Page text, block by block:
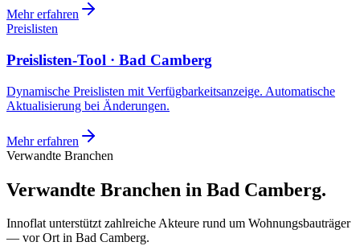
Mehr erfahren
Preislisten
Preislisten-Tool · Bad Camberg
Dynamische Preislisten mit Verfügbarkeitsanzeige. Automatische
Aktualisierung bei Änderungen.
Mehr erfahren
Verwandte Branchen
Verwandte Branchen in Bad Camberg.
Innoflat unterstützt zahlreiche Akteure rund um Wohnungsbauträger
— vor Ort in Bad Camberg.